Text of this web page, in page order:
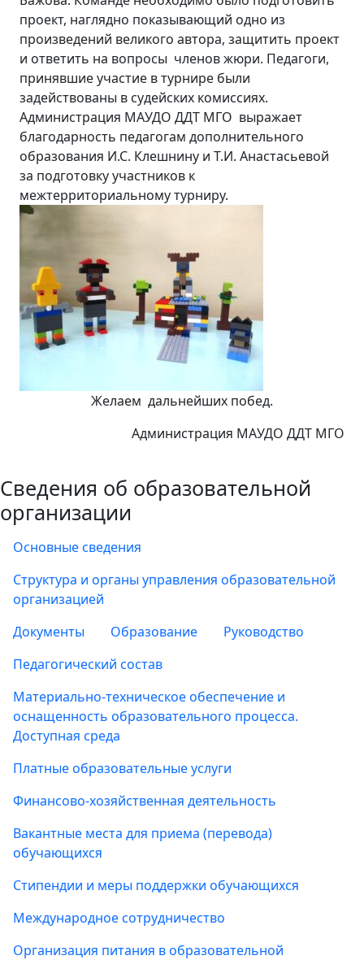
проект, наглядно показывающий одно из
произведений великого автора, защитить проект
и ответить на вопросы членов жюри. Педагоги,
принявшие участие в турнире были
задействованы в судейских комиссиях.
Администрация МАУДО ДДТ МГО выражает
благодарность педагогам дополнительного
образования И.С. Клешнину и Т.И. Анастасьевой
за подготовку участников к
межтерриториальному турниру.
Желаем дальнейших побед.
Администрация МАУДО ДДТ МГО
Сведения об образовательной
организации
Основные сведения
Структура и органы управления образовательной
организацией
Документы
Образование
Руководство
Педагогический состав
Материально-техническое обеспечение и
оснащенность образовательного процесса.
Доступная среда
Платные образовательные услуги
Финансово-хозяйственная деятельность
Вакантные места для приема (перевода)
обучающихся
Стипендии и меры поддержки обучающихся
Международное сотрудничество
Организация питания в образовательной